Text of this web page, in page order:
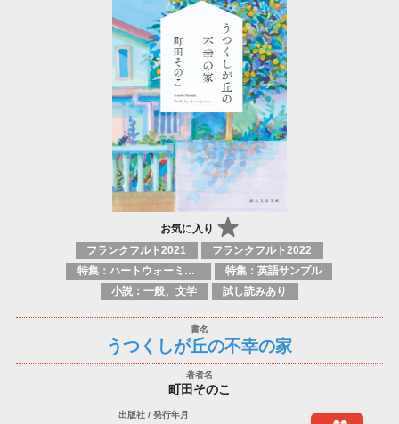
お気に入り
フランクフルト2021
フランクフルト2022
特集：ハートウォーミング
特集：英語サンプル
小説：一般、文学
試し読みあり
うつくしが丘の不幸の家
町田そのこ